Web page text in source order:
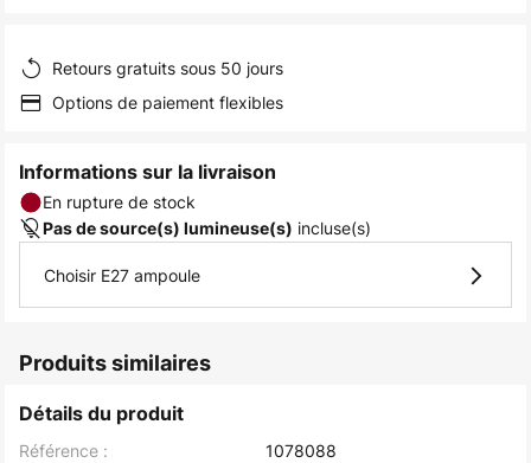
Retours gratuits sous 50 jours
Options de paiement flexibles
Informations sur la livraison
En rupture de stock
Pas de source(s) lumineuse(s) incluse(s)
Choisir E27 ampoule
Produits similaires
Détails du produit
Référence : 1078088